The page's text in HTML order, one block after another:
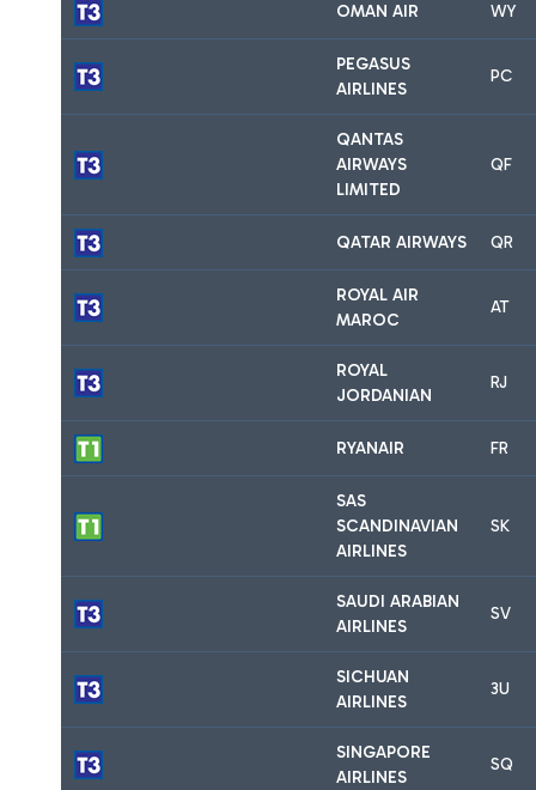
OMAN AIR WY
PEGASUS
AIRLINES
PC
QANTAS
AIRWAYS
LIMITED
QF
QATAR AIRWAYS QR
ROYAL AIR
MAROC
AT
ROYAL
JORDANIAN
RJ
RYANAIR FR
SAS
SCANDINAVIAN
AIRLINES
SK
SAUDI ARABIAN
AIRLINES
SV
SICHUAN
AIRLINES
3U
SINGAPORE
AIRLINES
SQ